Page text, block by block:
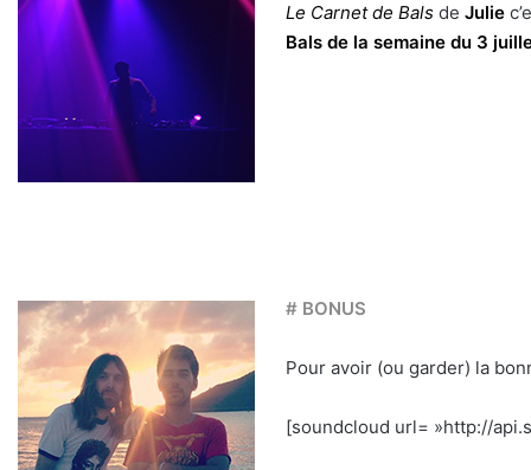
Le Carnet de Bals deJulie
Bals de la semaine du 3
# BONUS
Pour avoir (ou garder) la
[soundcloud url= »http://